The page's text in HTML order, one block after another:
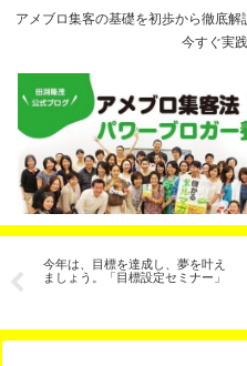
アメブロ集客の基礎を初歩から徹底
今すぐ実
今年は、目標を達成し、夢を叶え
ましょう。「目標設定セミナー」